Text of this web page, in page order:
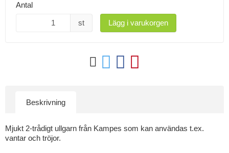
Antal
st Lägg i varukorgen
Beskrivning
Mjukt 2-trådigt ullgarn från Kampes som kan användas t.ex.
vantar och tröjor.